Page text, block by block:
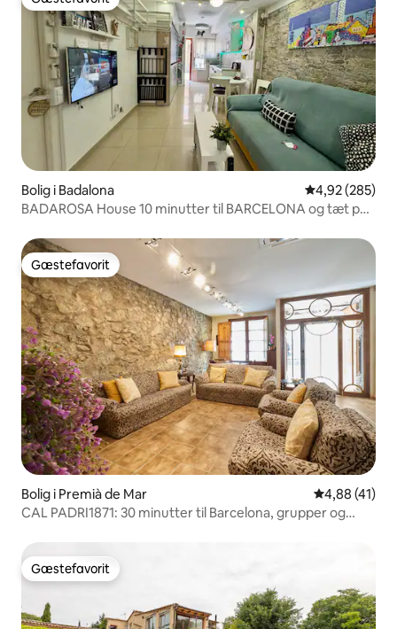
Gæstefavorit
Bolig i Badalona 4,92 ud af 5 i
4,92 (285)
BADAROSA House 10 minutter til BARCELONA og tæt på
Gæstefavorit
Gæstefavorit
Bolig i Premià de Mar 4,88 ud af 5
4,88 (41)
CAL PADRI1871: 30 minutter til Barcelona, grupper og
Gæstefavorit
Gæstefavorit